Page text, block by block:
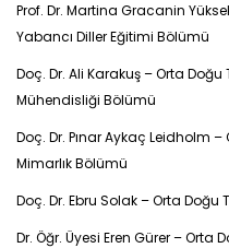
Prof. Dr. Martina Gracanin
Yabancı Diller Eğitimi Bölümü
Doç. Dr. Ali Karakuş – Orta
Mühendisliği Bölümü
Doç. Dr. Pınar Aykaç Leidholm
Mimarlık Bölümü
Doç. Dr. Ebru Solak – Orta
Dr. Öğr. Üyesi Eren Gürer – Orta